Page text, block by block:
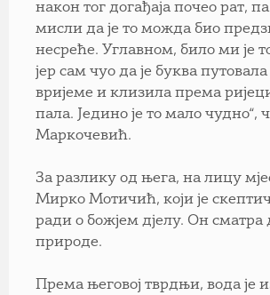
након тог догађаја почео рат,
мисли да је то можда био
несреће. Углавном, било ми је
јер сам чуо да је буква
вријеме и клизила према
пала. Једино је то мало чудно“,
Маркочевић.
За разлику од њега, на лицу
Мирко Мотичић, који је
ради о божјем дјелу. Он сматра
природе.
Према његовој тврдњи, вода је